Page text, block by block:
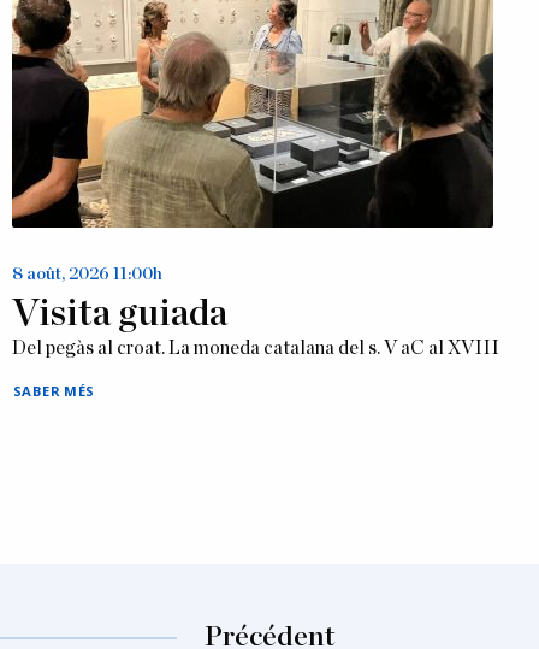
8 août, 2026 11:00h
Visita guiada
Del pegàs al croat. La moneda catalana del s. V aC al XVIII
SABER MÉS
Précédent